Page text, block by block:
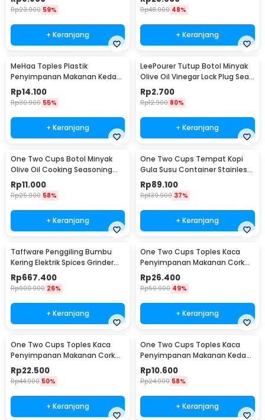
Rp23.900 59%
+ Keranjang
Rp48.900 48%
+ Keranjang
MeHaa Toples Plastik
Penyimpanan Makanan Kedap
Udara Storage Jar 700ml -
YF0086
Rp14.100
Rp30.900 55%
+ Keranjang
LeePourer Tutup Botol Minyak
Olive Oil Vinegar Lock Plug Seal
- HE131
Rp2.700
Rp12.900 80%
+ Keranjang
One Two Cups Botol Minyak
Olive Oil Cooking Seasoning
Bottle 500ml - CW200
Rp11.000
Rp25.900 58%
+ Keranjang
One Two Cups Tempat Kopi
Gula Susu Container Stainless
Steel 1.5L - MSS19
Rp89.100
Rp139.900 37%
+ Keranjang
Taffware Penggiling Bumbu
Kering Elektrik Spices Grinder
800g 2400W - HC-800Y
Rp667.400
Rp900.900 26%
+ Keranjang
One Two Cups Toples Kaca
Penyimpanan Makanan Cork
Seal Storage Jar 800ml - E1
Rp26.400
Rp50.900 49%
+ Keranjang
One Two Cups Toples Kaca
Penyimpanan Makanan Cork
Seal Storage Jar 500ml - E1
Rp22.500
Rp44.900 50%
+ Keranjang
One Two Cups Toples Kaca
Penyimpanan Makanan Kedap
Udara Storage Jar 350ml -
GH1270
Rp10.600
Rp24.900 58%
+ Keranjang